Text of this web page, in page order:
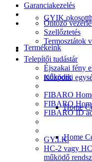
GYIK
Termékeink
Központi
Home
Home
Garanciakezelés
Öntöző
Szellőztetés
Termosztátok
Telepítői tudástár
Éjszakai fény
működik
FIBARO
FIBARO
FIBARO ID
GY.I.K.
HC-2 vagy
működő